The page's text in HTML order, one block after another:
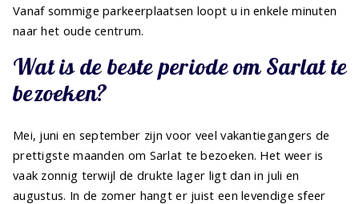
Vanaf sommige parkeerplaatsen loopt u in enkele minuten
naar het oude centrum.
Wat is de beste periode om Sarlat te
bezoeken?
Mei, juni en september zijn voor veel vakantiegangers de
prettigste maanden om Sarlat te bezoeken. Het weer is
vaak zonnig terwijl de drukte lager ligt dan in juli en
augustus. In de zomer hangt er juist een levendige sfeer